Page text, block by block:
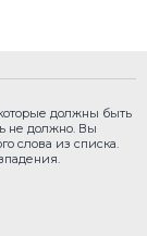
должны быть
не должно. Вы
слова из списка.